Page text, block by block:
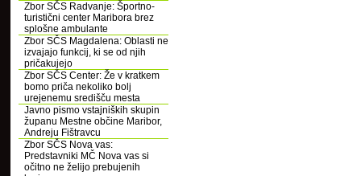
Zbor SČS Radvanje: Športno-
turistični center Maribora brez
splošne ambulante
Zbor SČS Magdalena: Oblasti ne
izvajajo funkcij, ki se od njih
pričakujejo
Zbor SČS Center: Že v kratkem
bomo priča nekoliko bolj
urejenemu središču mesta
Javno pismo vstajniških skupin
županu Mestne občine Maribor,
Andreju Fištravcu
Zbor SČS Nova vas:
Predstavniki MČ Nova vas si
očitno ne želijo prebujenih